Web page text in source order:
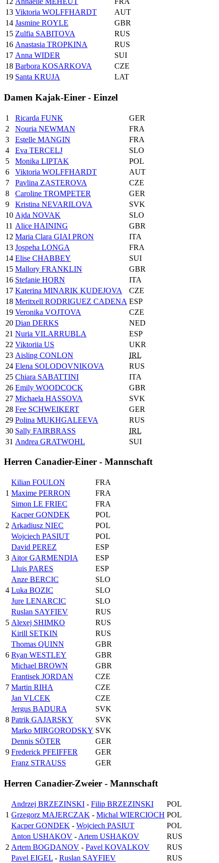
13 Viktoria WOLFFHARDT
AUT
14 Jasmine ROYLE
GBR
15 Zulfia SABITOVA
RUS
16 Anastasia TROPKINA
RUS
17 Anna WIDER
SUI
18 Barbora KOSARKOVA
CZE
19 Santa KRUJA LAT
Damen Kajak-Einer - Einzel
1 Ricarda FUNK
GER
2
Nouria NEWMAN
FRA
3
Estelle MANGIN
FRA
4
Eva TERCELJ
SLO
5
Monika LIPTAK
POL
6
Viktoria WOLFFHARDT
AUT
7
Pavlina ZASTEROVA
CZE
8
Caroline TROMPETER
GER
9
Kristina NEVARILOVA
SVK
10 Ajda NOVAK
SLO
11 Alice HAINING
GBR
12 Maria Clara GIAI PRON
ITA
13 Jospeha LONGA
FRA
14 Elise CHABBEY
SUI
15 Mallory FRANKLIN
GBR
16 Stefanie HORN
ITA
17 Katerina MINARIK KUDEJOVA
CZE
18 Meritxell RODRIGUEZ CADENA ESP
19 Veronika VOJTOVA
CZE
20 Dian DERKS
NED
21 Nuria VILARRUBLA
ESP
22 Viktoriia US
UKR
23 Aisling CONLON
IRL
24 Elena SOLODOVNIKOVA
RUS
25 Chiara SABATTINI
ITA
26 Emily WOODCOCK
GBR
27 Michaela HASSOVA
SVK
28 Fee SCHWEIKERT
GER
29 Polina MUKHGALEEVA
RUS
30 Sally FAIRBRASS
IRL
31 Andrea GRATWOHL SUI
Herren Canadier-Einer - Mannschaft
1
Kilian FOULON
FRA
Maxime PERRON
FRA
Simon LE FRIEC
FRA
2
Kacper GONDEK
POL
Arkadiusz NIEC
POL
Wojciech PASIUT
POL
3
David PEREZ
ESP
Aitor GARMENDIA
ESP
Lluis PARES
ESP
4
Anze BERCIC
SLO
Luka BOZIC
SLO
Jure LENARCIC
SLO
5
Ruslan SAYFIEV
RUS
Alexej SHIMKO
RUS
Kirill SETKIN
RUS
6
Thomas QUINN
GBR
Ryan WESTLEY
GBR
Michael BROWN
GBR
7
Frantisek JORDAN
CZE
Martin RIHA
CZE
Jan VLCEK
CZE
8
Jergus BADURA
SVK
Patrik GAJARSKY
SVK
Marko MIRGORODSKY SVK
9
Dennis SÖTER
GER
Frederick PFEIFFER
GER
Franz STRAUSS
GER
Herren Canadier-Zweier - Mannschaft
1
Andrzej BRZEZINSKI - Filip BRZEZINSKI
POL
Grzegorz MAJERCZAK - Michal WIERCIOCH POL
Kacper GONDEK - Wojciech PASIUT POL
2
Anton USHAKOV - Artem USHAKOV
RUS
Artem BOGDANOV - Pavel KOVALKOV
RUS
Pavel EIGEL - Ruslan SAYFIEV RUS